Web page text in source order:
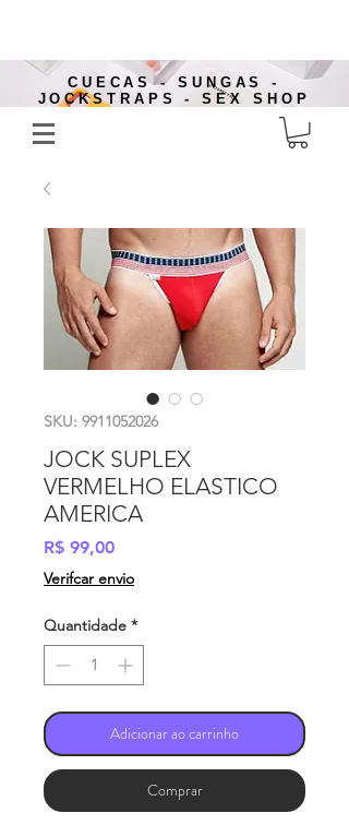
CUECAS - SUNGAS -
JOCKSTRAPS - SEX SHOP
SKU: 9911052026
JOCK SUPLEX
VERMELHO ELASTICO
AMERICA
R$ 99,00Preço
Verifcar envio
Quantidade *
Adicionar ao carrinho
Comprar